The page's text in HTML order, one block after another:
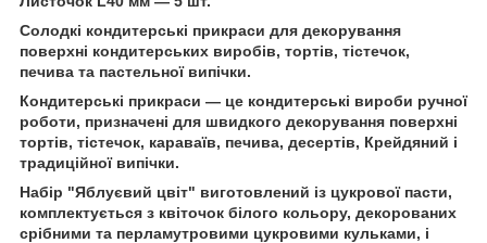
Солодкі кондитерські прикраси для декорування
поверхні кондитерських виробів, тортів, тістечок,
печива та пастельної випічки.
Кондитерські прикраси — це кондитерські вироби ручної
роботи, призначені для швидкого декорування поверхні
тортів, тістечок, караваїв, печива, десертів, Крейдяний і
традиційної випічки.
Набір "Яблуєвий цвіт" виготовлений із цукрової пасти,
комплектується з квіточок білого кольору, декорованих
срібними та перламутровими цукровими кульками, і